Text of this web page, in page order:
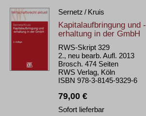
Sernetz / Kruis
Kapitalaufbringung und -
erhaltung in der GmbH
RWS-Skript 329
2., neu bearb. Aufl. 2013
Brosch. 474 Seiten
RWS Verlag, Köln
ISBN 978-3-8145-9329-6
79,00 €
Sofort lieferbar